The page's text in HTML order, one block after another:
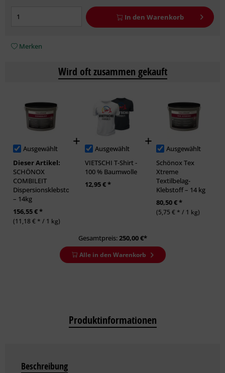
In den Warenkorb
Merken
Wird oft zusammen gekauft
Ausgewählt
Dieser Artikel:
SCHÖNOX
COMBILEIT
Dispersionsklebstoff
– 14kg
156,55 € *
(11,18 € * / 1 kg)
Ausgewählt
VIETSCHI T-Shirt -
100 % Baumwolle
12,95 € *
Ausgewählt
Schönox Tex
Xtreme
Textilbelag-
Klebstoff – 14 kg
80,50 € *
(5,75 € * / 1 kg)
Gesamtpreis: 250,00€*
Alle in den Warenkorb
Produktinformationen
Beschreibung